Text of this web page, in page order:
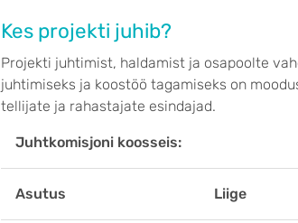
Kes projekti juhib?
Projekti juhtimist, haldamist ja osapoolte
juhtimiseks ja koostöö tagamiseks on
tellijate ja rahastajate esindajad.
Juhtkomisjoni koosseis:
Asutus Liige